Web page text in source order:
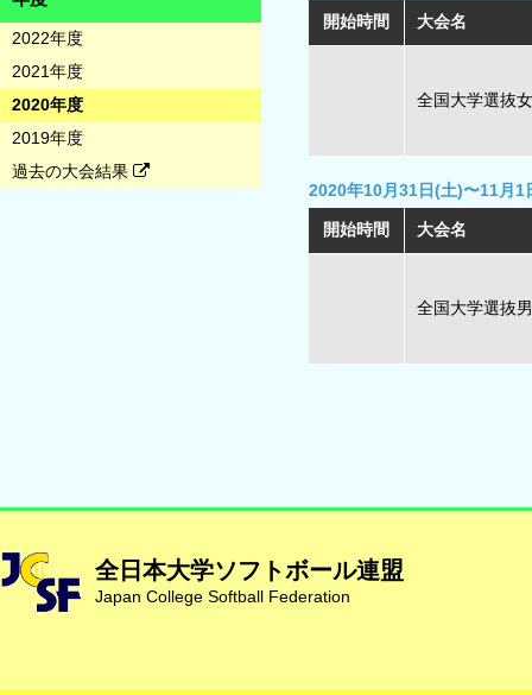
2022年度
2021年度
2020年度
2019年度
過去の大会結果
開始時間 大会名
全国大学選抜
2020年10月31日(土)〜11月1
開始時間 大会名
全国大学選抜
全日本大学ソフトボール連盟
Japan College Softball Federation